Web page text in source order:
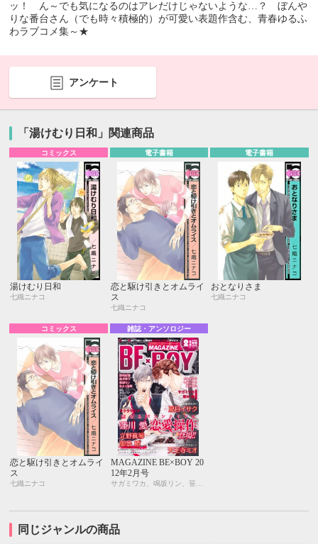
ッ！ ん～でも気になるのはアレだけじゃないような…？ ぼんや
りな番台さん（でも時々積極的）が可愛い表題作含む、青春ゆるふ
わラブコメ集～★
アンケート
「湯けむり日和」関連商品
コミックス
湯けむり日和
七織ニナコ
電子書籍
恋と駆け引きとオムライ
ス
七織ニナコ
電子書籍
おとなりさま
七織ニナコ
コミックス
恋と駆け引きとオムライ
ス
七織ニナコ
雑誌・アンソロジー
MAGAZINE BE×BOY 20
12年2月号
サガミワカ、鳴坂リン、笹村 剛、なえ＊淡路、南月ゆう、川唯東子、鳥海よう子、モモ花、藤生、立野真琴、国枝彩香、蓮川 愛、御景 椿、夏目イサク、かゆまみむ、サクラサクヤ、七織ニナコ、天王寺ミオ
同じジャンルの商品